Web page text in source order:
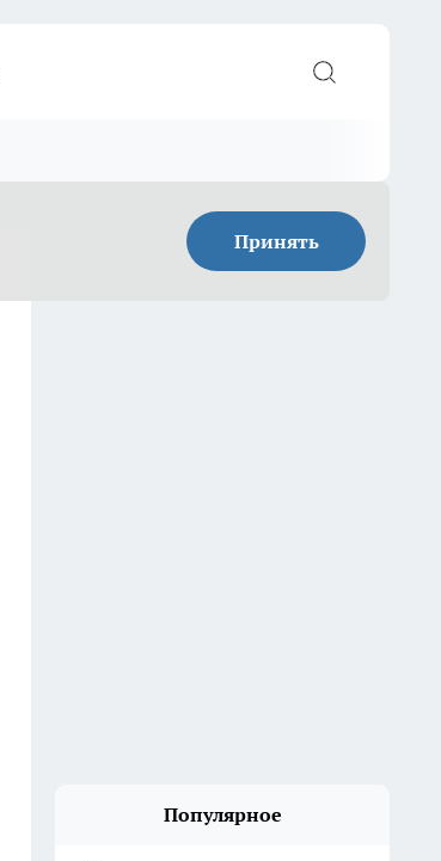
Принять
Популярное